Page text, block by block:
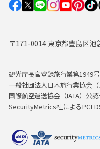
〒171-0014 東京都豊島区
観光庁長官登録旅行業第1949号
一般社団法人日本旅行業協会（
国際航空運送協会（IATA）公
SecurityMetrics社によるPCI